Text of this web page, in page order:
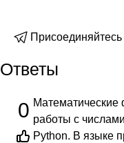
Ответы
0 Математические
работы с
Python. В языке